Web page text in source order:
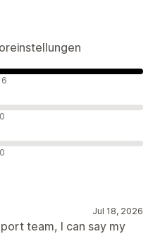
0
0
Jul 18, 2026
team, I can say my